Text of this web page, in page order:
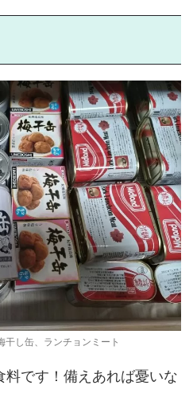
干し缶、ランチョンミート
です！備えあれば憂いな